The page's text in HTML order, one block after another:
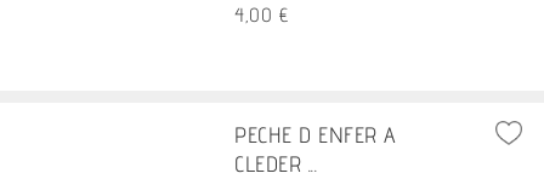
4,00 €
PECHE D ENFER A
CLEDER ...